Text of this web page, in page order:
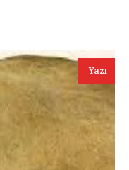
Yazı